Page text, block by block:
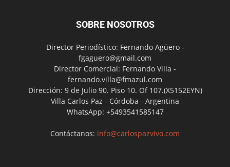
SOBRE NOSOTROS
Director Periodístico: Fernando Agüero -
fgaguero@gmail.com
Director Comercial: Fernando Villa -
fernando.villa@fmazul.com
Dirección: 9 de Julio 90. Piso 10. Of 107.(X5152EYN)
Villa Carlos Paz - Córdoba - Argentina
WhatsApp: +5493541585147
Contáctanos: info@carlospazvivo.com